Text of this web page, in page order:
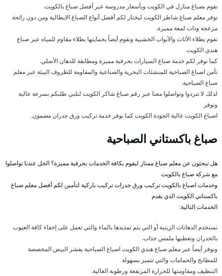
نقوم بصباغ منازل في الكويت وبأسعار مدروسة عبر أفضل صباغ بالكويت.
نوفر معلم صباغ شاطر الكويت ليختار لكم أفضل أنواع الصباغ الايطالية ومن دون رائحة
مزعجة وذات لمعة مميزة.
نقوم بطلاء الأثاث والأبواب الخشبية ونقوم أيضاً بحمايتها بطلاء مقاوم للمياه عبر صباغ
هندي الكويت
كما نوفر لكم خدمة صباغ السيارات بحرفية مميزة ومطابقة للدهان الأصلي.
نأمن اصباغ الصباحية للمنشئات البحرية والصناعية والمقاومة للظروف البيئة عبر معلم
صباغ الصباحية.
لذلك لا تتردوا وتواصلوا معنا عبر رقم صباغ شاكر الكويت لنلبي طلبكم بسرعة عالية
ونوفر
اصباغ الكويت عالية الجودة الكويت كما نوفر خدمة تركيب ورق جدران مضمون.
صباغ باكستاني الصباحية
هل تبحثون عن معلم صباغ ممتاز ليقوم بكافة الخدمات بحرفية مميزة؟ الحل عندنا تواصلوا
مع شركة صباغ بالكويت
وخدمات اصباغ بالكويت تركيب ورق جدرات تركيب باركية لتأمين لكم أفضل معلم صباغ
باكستاني الكويت الذي يقدم
الخدمات التالية:
نستخدم الدهانات الزيتية أو التي يتم تمديدها بالماء والتي تعمل على إخفاء كافة العيوب
بالجدران وتعطيها ملمس جذاب.
ونوفر أيضاً عبر معلم صباغ هندي الكويت اصباغ الصباحية بقشر البيض المخصصة
للمطابخ والحمامات والتي تتميز بسهولة
التنظيف ومقاومتها للحرارة المرتفعة ورطوبة العالية.